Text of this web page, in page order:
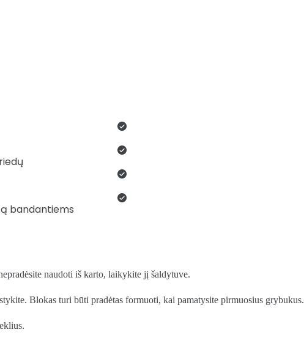
bandantiems
naudoti iš karto, laikykite jį šaldytuve.
Blokas turi būti pradėtas formuoti, kai pamatysite pirmuosius grybukus.